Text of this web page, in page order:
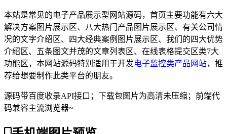
本站是常见的电子产品展示型网站源码，首页主要功能有六大
解决方案图片展示区、八大热门产品图片展示区、有关公司情
况的文字介绍区、四大经典案例图片展示区、我们的四大优势
介绍区、五条图文并茂的文章列表区、在线表格提交区类7大
功能区，本网站源码特别适用于开发电子监控类产品网站，推
荐给想要制作此类平台的朋友。
源码带百度收录API接口；下载包图片为高清未压缩；前端代
码兼容主流浏览器~